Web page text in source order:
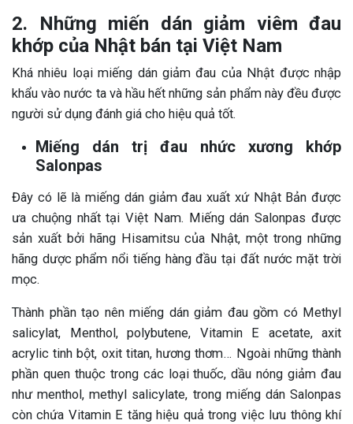
2. Những miến dán giảm viêm đau
khớp của Nhật bán tại Việt Nam
Khá nhiêu loại miếng dán giảm đau của Nhật được nhập
khẩu vào nước ta và hầu hết những sản phẩm này đều được
người sử dụng đánh giá cho hiệu quả tốt.
Miếng dán trị đau nhức xương khớp
Salonpas
Đây có lẽ là miếng dán giảm đau xuất xứ Nhật Bản được
ưa chuộng nhất tại Việt Nam. Miếng dán Salonpas được
sản xuất bởi hãng Hisamitsu của Nhật, một trong những
hãng dược phẩm nổi tiếng hàng đầu tại đất nước mặt trời
mọc.
Thành phần tạo nên miếng dán giảm đau gồm có Methyl
salicylat, Menthol, polybutene, Vitamin E acetate, axit
acrylic tinh bột, oxit titan, hương thơm… Ngoài những thành
phần quen thuộc trong các loại thuốc, dầu nóng giảm đau
như menthol, methyl salicylate, trong miếng dán Salonpas
còn chứa Vitamin E tăng hiệu quả trong việc lưu thông khí